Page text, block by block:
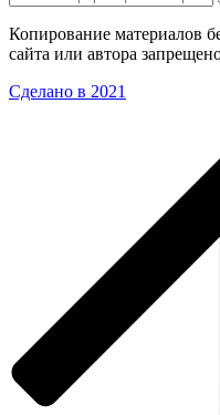
Копирование материалов
сайта или автора
Сделано в 2021